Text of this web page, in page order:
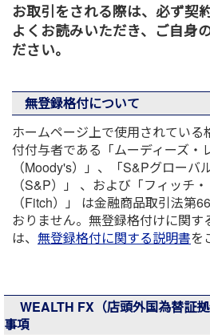
お取引をされる際は、必ず契
よくお読みいただき、ご自身
ださい。
無登録格付について
ホームページ上で使用されている
付付与者である「ムーディーズ・
（Moody's）」、「S&Pグローバ
（S&P）」 、および「フィッチ
（Fitch）」 は金融商品取引法第
おりません。無登録格付けに関す
は、 無登録格付に関する説明書を
WEALTH FX（店頭外国為替証
事項